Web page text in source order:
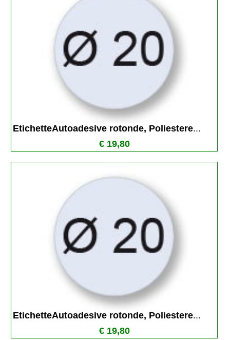
EtichetteAutoadesive rotonde, Poliestere...
€ 19,80
EtichetteAutoadesive rotonde, Poliestere...
€ 19,80